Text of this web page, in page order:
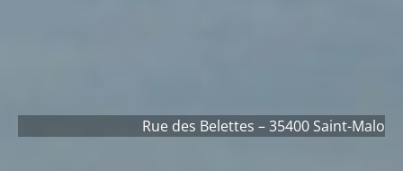
Rue des Belettes – 35400 Saint-Malo